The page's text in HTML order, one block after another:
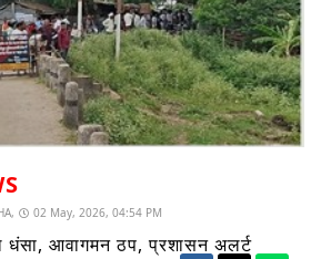
02 May, 2026, 04:54 PM
आवागमन ठप, प्रशासन अलर्ट